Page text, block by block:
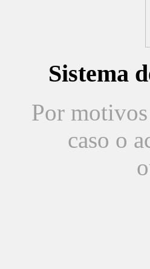
Sistema
Por
caso o